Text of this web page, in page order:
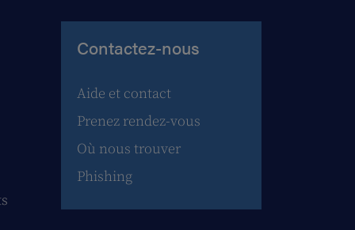
Contactez-nous
Aide et contact
Prenez rendez-vous
Où nous trouver
Phishing